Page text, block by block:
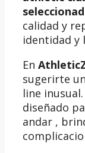
calidad y
identidad y
En
sugerirte
line
diseñado
andar ,